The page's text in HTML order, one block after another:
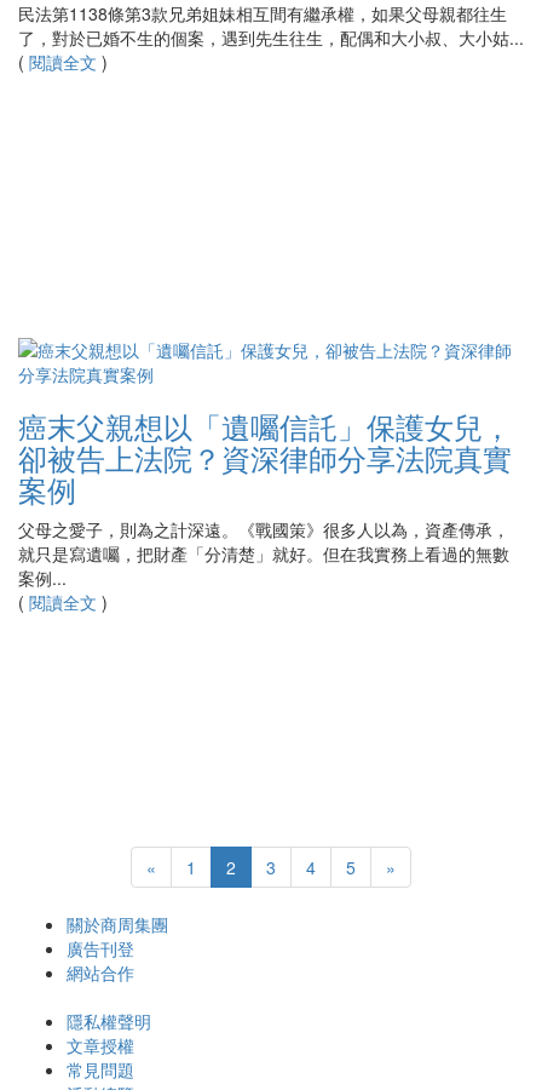
民法第1138條第3款兄弟姐妹相互間有繼承權，如果父母親都往生
了，對於已婚不生的個案，遇到先生往生，配偶和大小叔、大小姑...
( 閱讀全文 )
癌末父親想以「遺囑信託」保護女兒，
卻被告上法院？資深律師分享法院真實
案例
父母之愛子，則為之計深遠。《戰國策》很多人以為，資產傳承，
就只是寫遺囑，把財產「分清楚」就好。但在我實務上看過的無數
案例...
( 閱讀全文 )
« 1 2 3 4 5 »
關於商周集團
廣告刊登
網站合作
隱私權聲明
文章授權
常見問題